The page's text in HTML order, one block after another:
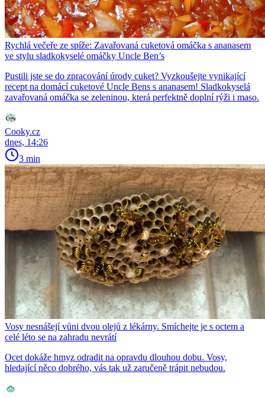
Rychlá večeře ze spíže: Zavařovaná cuketová omáčka s ananasem
ve stylu sladkokyselé omáčky Uncle Ben’s
Pustili jste se do zpracování úrody cuket? Vyzkoušejte vynikající
recept na domácí cuketové Uncle Bens s ananasem! Sladkokyselá
zavařovaná omáčka se zeleninou, která perfektně doplní rýži i maso.
Cooky.cz
dnes, 14:26
3 min
Vosy nesnášejí vůni dvou olejů z lékárny. Smíchejte je s octem a
celé léto se na zahradu nevrátí
Ocet dokáže hmyz odradit na opravdu dlouhou dobu. Vosy,
hledající něco dobrého, vás tak už zaručeně trápit nebudou.